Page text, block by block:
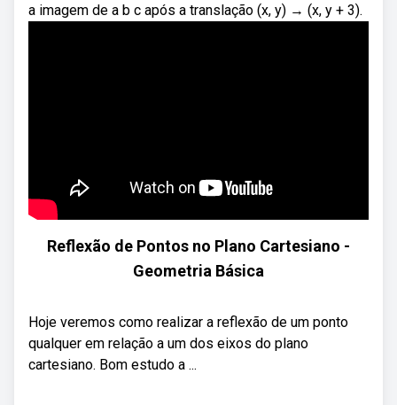
a imagem de a b c após a translação (x, y) → (x, y + 3).
Reflexão de Pontos no Plano Cartesiano -
Geometria Básica
Hoje veremos como realizar a reflexão de um ponto
qualquer em relação a um dos eixos do plano
cartesiano. Bom estudo a ...